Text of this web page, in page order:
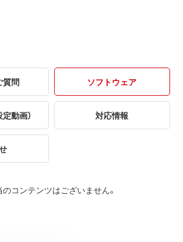
質問 ソフトウェア
動画） 対応情報
のコンテンツはございません。